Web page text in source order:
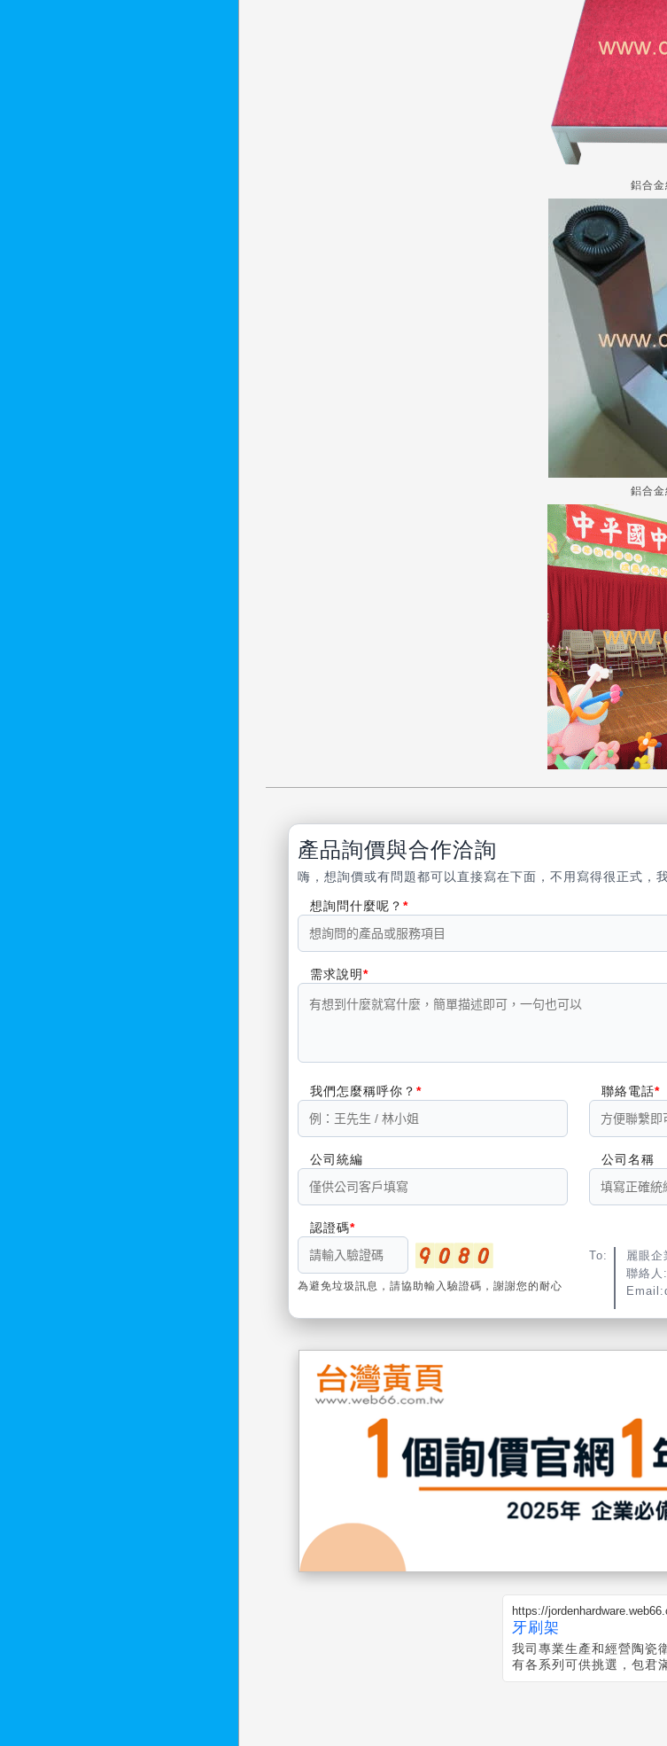
鋁合
鋁合
產品詢價與合作洽詢
嗨，想詢價或有問題都可以直接寫在下面，不用寫得很正式，
想詢問什麼呢？
需求說明
我們怎麼稱呼你？ 聯絡電話
公司統編 公司名稱
認證碼
為避免垃圾訊息，請協助輸入驗證碼，謝謝您的耐心
To:
麗眼企
聯絡人
https://
牙刷架
我司專業生產和經營陶瓷
有各系列可供挑選，包君